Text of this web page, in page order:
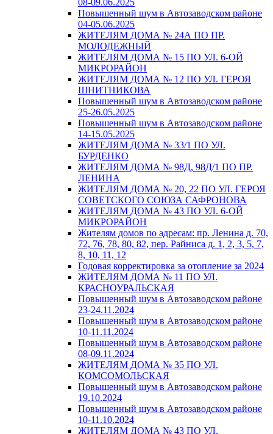
08-09.06.2025
Повышенный шум в Автозаводском районе
04-05.06.2025
ЖИТЕЛЯМ ДОМА № 24А ПО ПР.
МОЛОДЕЖНЫЙ
ЖИТЕЛЯМ ДОМА № 15 ПО УЛ. 6-ОЙ
МИКРОРАЙОН
ЖИТЕЛЯМ ДОМА № 12 ПО УЛ. ГЕРОЯ
ШНИТНИКОВА
Повышенный шум в Автозаводском районе
25-26.05.2025
Повышенный шум в Автозаводском районе
14-15.05.2025
ЖИТЕЛЯМ ДОМА № 33/1 ПО УЛ.
БУРДЕНКО
ЖИТЕЛЯМ ДОМА № 98Д, 98Д/1 ПО ПР.
ЛЕНИНА
ЖИТЕЛЯМ ДОМА № 20, 22 ПО УЛ. ГЕРОЯ
СОВЕТСКОГО СОЮЗА САФРОНОВА
ЖИТЕЛЯМ ДОМА № 43 ПО УЛ. 6-ОЙ
МИКРОРАЙОН
Жителям домов по адресам: пр. Ленина д. 70,
72, 76, 78, 80, 82, пер. Райниса д. 1, 2, 3, 5, 7,
8, 10, 11, 12
Годовая корректировка за отопление за 2024
ЖИТЕЛЯМ ДОМА № 11 ПО УЛ.
КРАСНОУРАЛЬСКАЯ
Повышенный шум в Автозаводском районе
23-24.11.2024
Повышенный шум в Автозаводском районе
10-11.11.2024
Повышенный шум в Автозаводском районе
08-09.11.2024
ЖИТЕЛЯМ ДОМА № 35 ПО УЛ.
КОМСОМОЛЬСКАЯ
Повышенный шум в Автозаводском районе
19.10.2024
Повышенный шум в Автозаводском районе
10-11.10.2024
ЖИТЕЛЯМ ДОМА № 43 ПО УЛ.